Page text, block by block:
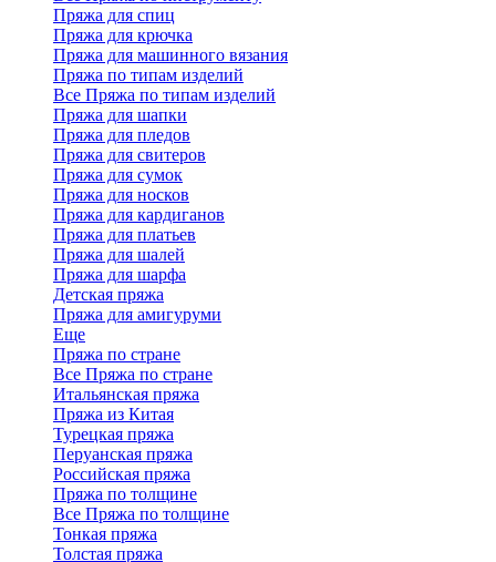
Пряжа для спиц
Пряжа для крючка
Пряжа для машинного вязания
Пряжа по типам изделий
Все Пряжа по типам изделий
Пряжа для шапки
Пряжа для пледов
Пряжа для свитеров
Пряжа для сумок
Пряжа для носков
Пряжа для кардиганов
Пряжа для платьев
Пряжа для шалей
Пряжа для шарфа
Детская пряжа
Пряжа для амигуруми
Еще
Пряжа по стране
Все Пряжа по стране
Итальянская пряжа
Пряжа из Китая
Турецкая пряжа
Перуанская пряжа
Российская пряжа
Пряжа по толщине
Все Пряжа по толщине
Тонкая пряжа
Толстая пряжа